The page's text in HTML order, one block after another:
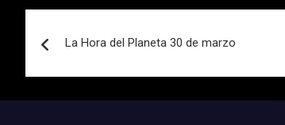
de
La Hora del Planeta 30 de marzo